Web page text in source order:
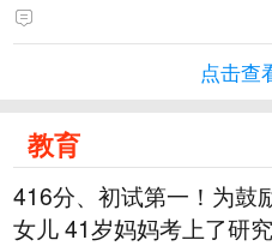
点击查
教育
416分、初试第一！为鼓
女儿 41岁妈妈考上了研